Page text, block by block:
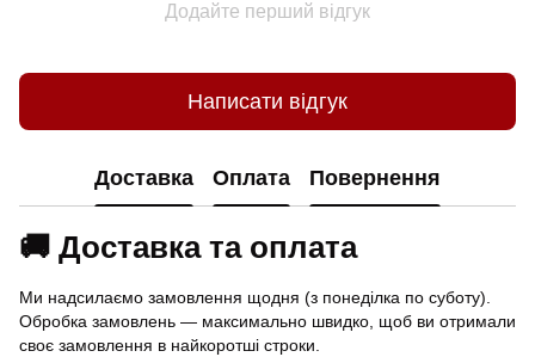
Додайте перший відгук
Написати відгук
Доставка Оплата Повернення
🚚 Доставка та оплата
Ми надсилаємо замовлення щодня (з понеділка по суботу).
Обробка замовлень — максимально швидко, щоб ви отримали
своє замовлення в найкоротші строки.